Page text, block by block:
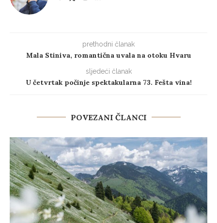
prethodni članak
Mala Stiniva, romantična uvala na otoku Hvaru
sljedeći članak
U četvrtak počinje spektakularna 73. Fešta vina!
POVEZANI ČLANCI